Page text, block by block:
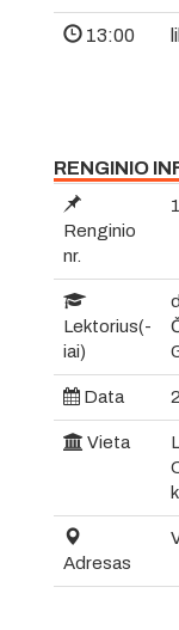
13:00
RENGINIO
Renginio
nr.
Lektorius(-
iai)
Data
Vieta
Adresas